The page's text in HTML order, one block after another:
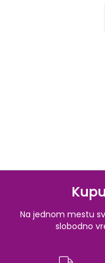
Na jednom mestu
slobodno